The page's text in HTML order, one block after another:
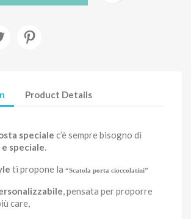
Product Details
speciale c’è sempre bisogno di
speciale.
ti propone la “Scatola porta cioccolatini”
, pensata per proporre
care,